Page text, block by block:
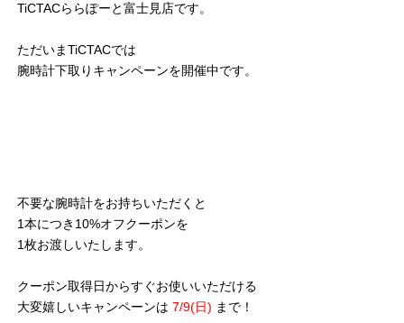
TiCTACららぽーと富士見店です。
ただいまTiCTACでは
腕時計下取りキャンペーンを開催中です。
不要な腕時計をお持ちいただくと
1本につき10%オフクーポンを
1枚お渡しいたします。
クーポン取得日からすぐお使いいただける
大変嬉しいキャンペーンは 7/9(日) まで！